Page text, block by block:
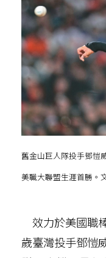
舊金山巨人隊投手鄧愷
美職大聯盟生涯首勝。
效力於美國職
歲臺灣投手鄧愷